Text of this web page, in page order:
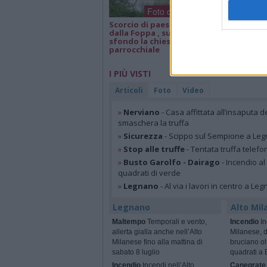
Foto dei lettori
Scorcio di paesaggio
dalla Foppa , sullo
sfondo la chiesa
parrocchiale
matrimonio,
I PIÙ VISTI
Articoli Foto Video
» Nerviano - Casa affittata all’insaputa
smaschera la truffa
» Sicurezza - Scippo sul Sempione a
» Stop alle truffe- Tentata truffa
» Busto Garolfo - Dairago - Incendio
quadrati di verde
» Legnano - Al via i lavori in centro a
Legnano
Maltempo Temporali e vento,
allerta gialla anche nell’Alto
Milanese fino alla mattina di
sabato 8 luglio
Alto
Incendio
Milanese,
bruciano
quadrati a